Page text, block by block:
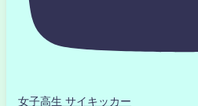
女子高生 サイキッカー